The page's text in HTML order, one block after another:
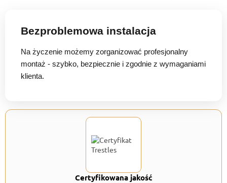
Bezproblemowa instalacja
Na życzenie możemy zorganizować profesjonalny
montaż - szybko, bezpiecznie i zgodnie z wymaganiami
klienta.
Certyfikowana jakość